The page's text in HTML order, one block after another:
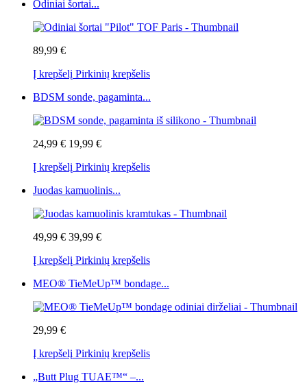
Odiniai šortai...
89,99 €
Į krepšelį Pirkinių krepšelis
BDSM sonde, pagaminta...
24,99 € 19,99 €
Į krepšelį Pirkinių krepšelis
Juodas kamuolinis...
49,99 € 39,99 €
Į krepšelį Pirkinių krepšelis
MEO® TieMeUp™ bondage...
29,99 €
Į krepšelį Pirkinių krepšelis
„Butt Plug TUAE™“ –...